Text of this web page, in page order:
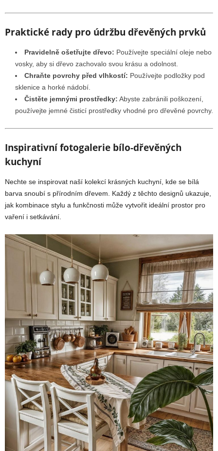
Praktické rady pro údržbu dřevěných prvků
Pravidelně ošetřujte dřevo: Používejte speciální oleje nebo
vosky, aby si dřevo zachovalo svou krásu a odolnost.
Chraňte povrchy před vlhkostí: Používejte podložky pod
sklenice a horké nádobí.
Čistěte jemnými prostředky: Abyste zabránili poškození,
používejte jemné čisticí prostředky vhodné pro dřevěné povrchy.
Inspirativní fotogalerie bílo-dřevěných
kuchyní
Nechte se inspirovat naší kolekcí krásných kuchyní, kde se bílá
barva snoubí s přírodním dřevem. Každý z těchto designů ukazuje,
jak kombinace stylu a funkčnosti může vytvořit ideální prostor pro
vaření i setkávání.